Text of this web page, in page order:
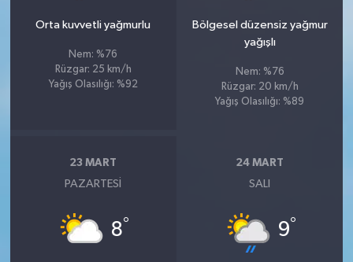
Orta kuvvetli yağmurlu
Nem: %76
Rüzgar: 25 km/h
Yağış Olasılığı: %92
Bölgesel düzensiz yağmur
yağışlı
Nem: %76
Rüzgar: 20 km/h
Yağış Olasılığı: %89
23 MART
PAZARTESI
8°
24 MART
SALI
9°